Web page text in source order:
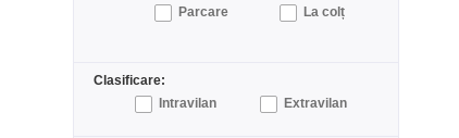
Parcare La colț
Clasificare:
Intravilan
Extravilan